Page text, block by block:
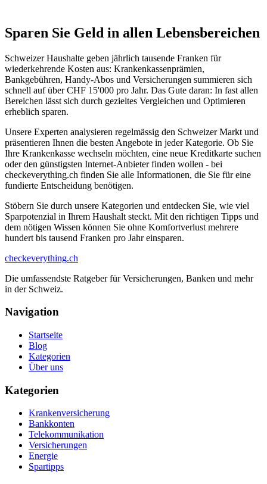
Sparen Sie Geld in allen Lebensbereichen
Schweizer Haushalte geben jährlich tausende Franken für
wiederkehrende Kosten aus: Krankenkassenprämien,
Bankgebühren, Handy-Abos und Versicherungen summieren sich
schnell auf über CHF 15'000 pro Jahr. Das Gute daran: In fast allen
Bereichen lässt sich durch gezieltes Vergleichen und Optimieren
erheblich sparen.
Unsere Experten analysieren regelmässig den Schweizer Markt und
präsentieren Ihnen die besten Angebote in jeder Kategorie. Ob Sie
Ihre Krankenkasse wechseln möchten, eine neue Kreditkarte suchen
oder den günstigsten Internet-Anbieter finden wollen - bei
checkeverything.ch finden Sie alle Informationen, die Sie für eine
fundierte Entscheidung benötigen.
Stöbern Sie durch unsere Kategorien und entdecken Sie, wie viel
Sparpotenzial in Ihrem Haushalt steckt. Mit den richtigen Tipps und
dem nötigen Wissen können Sie ohne Komfortverlust mehrere
hundert bis tausend Franken pro Jahr einsparen.
checkeverything.ch
Die umfassendste Ratgeber für Versicherungen, Banken und mehr
in der Schweiz.
Navigation
Startseite
Blog
Kategorien
Über uns
Kategorien
Krankenversicherung
Bankkonten
Telekommunikation
Versicherungen
Energie
Spartipps